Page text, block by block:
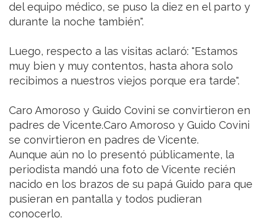
del equipo médico, se puso la diez en el parto y
durante la noche también".
Luego, respecto a las visitas aclaró: "Estamos
muy bien y muy contentos, hasta ahora solo
recibimos a nuestros viejos porque era tarde".
Caro Amoroso y Guido Covini se convirtieron en
padres de Vicente.Caro Amoroso y Guido Covini
se convirtieron en padres de Vicente.
Aunque aún no lo presentó públicamente, la
periodista mandó una foto de Vicente recién
nacido en los brazos de su papá Guido para que
pusieran en pantalla y todos pudieran
conocerlo.